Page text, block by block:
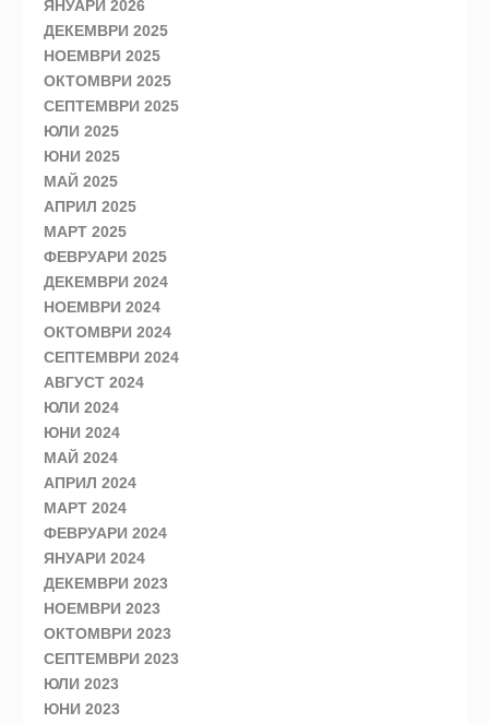
ЯНУАРИ 2026
ДЕКЕМВРИ 2025
НОЕМВРИ 2025
ОКТОМВРИ 2025
СЕПТЕМВРИ 2025
ЮЛИ 2025
ЮНИ 2025
МАЙ 2025
АПРИЛ 2025
МАРТ 2025
ФЕВРУАРИ 2025
ДЕКЕМВРИ 2024
НОЕМВРИ 2024
ОКТОМВРИ 2024
СЕПТЕМВРИ 2024
АВГУСТ 2024
ЮЛИ 2024
ЮНИ 2024
МАЙ 2024
АПРИЛ 2024
МАРТ 2024
ФЕВРУАРИ 2024
ЯНУАРИ 2024
ДЕКЕМВРИ 2023
НОЕМВРИ 2023
ОКТОМВРИ 2023
СЕПТЕМВРИ 2023
ЮЛИ 2023
ЮНИ 2023